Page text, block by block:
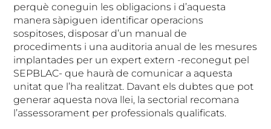
perquè coneguin les obligacions i d’aquesta
manera sàpiguen identificar operacions
sospitoses, disposar d’un manual de
procediments i una auditoria anual de les mesures
implantades per un expert extern -reconegut pel
SEPBLAC- que haurà de comunicar a aquesta
unitat que l’ha realitzat. Davant els dubtes que pot
generar aquesta nova llei, la sectorial recomana
l’assessorament per professionals qualificats.